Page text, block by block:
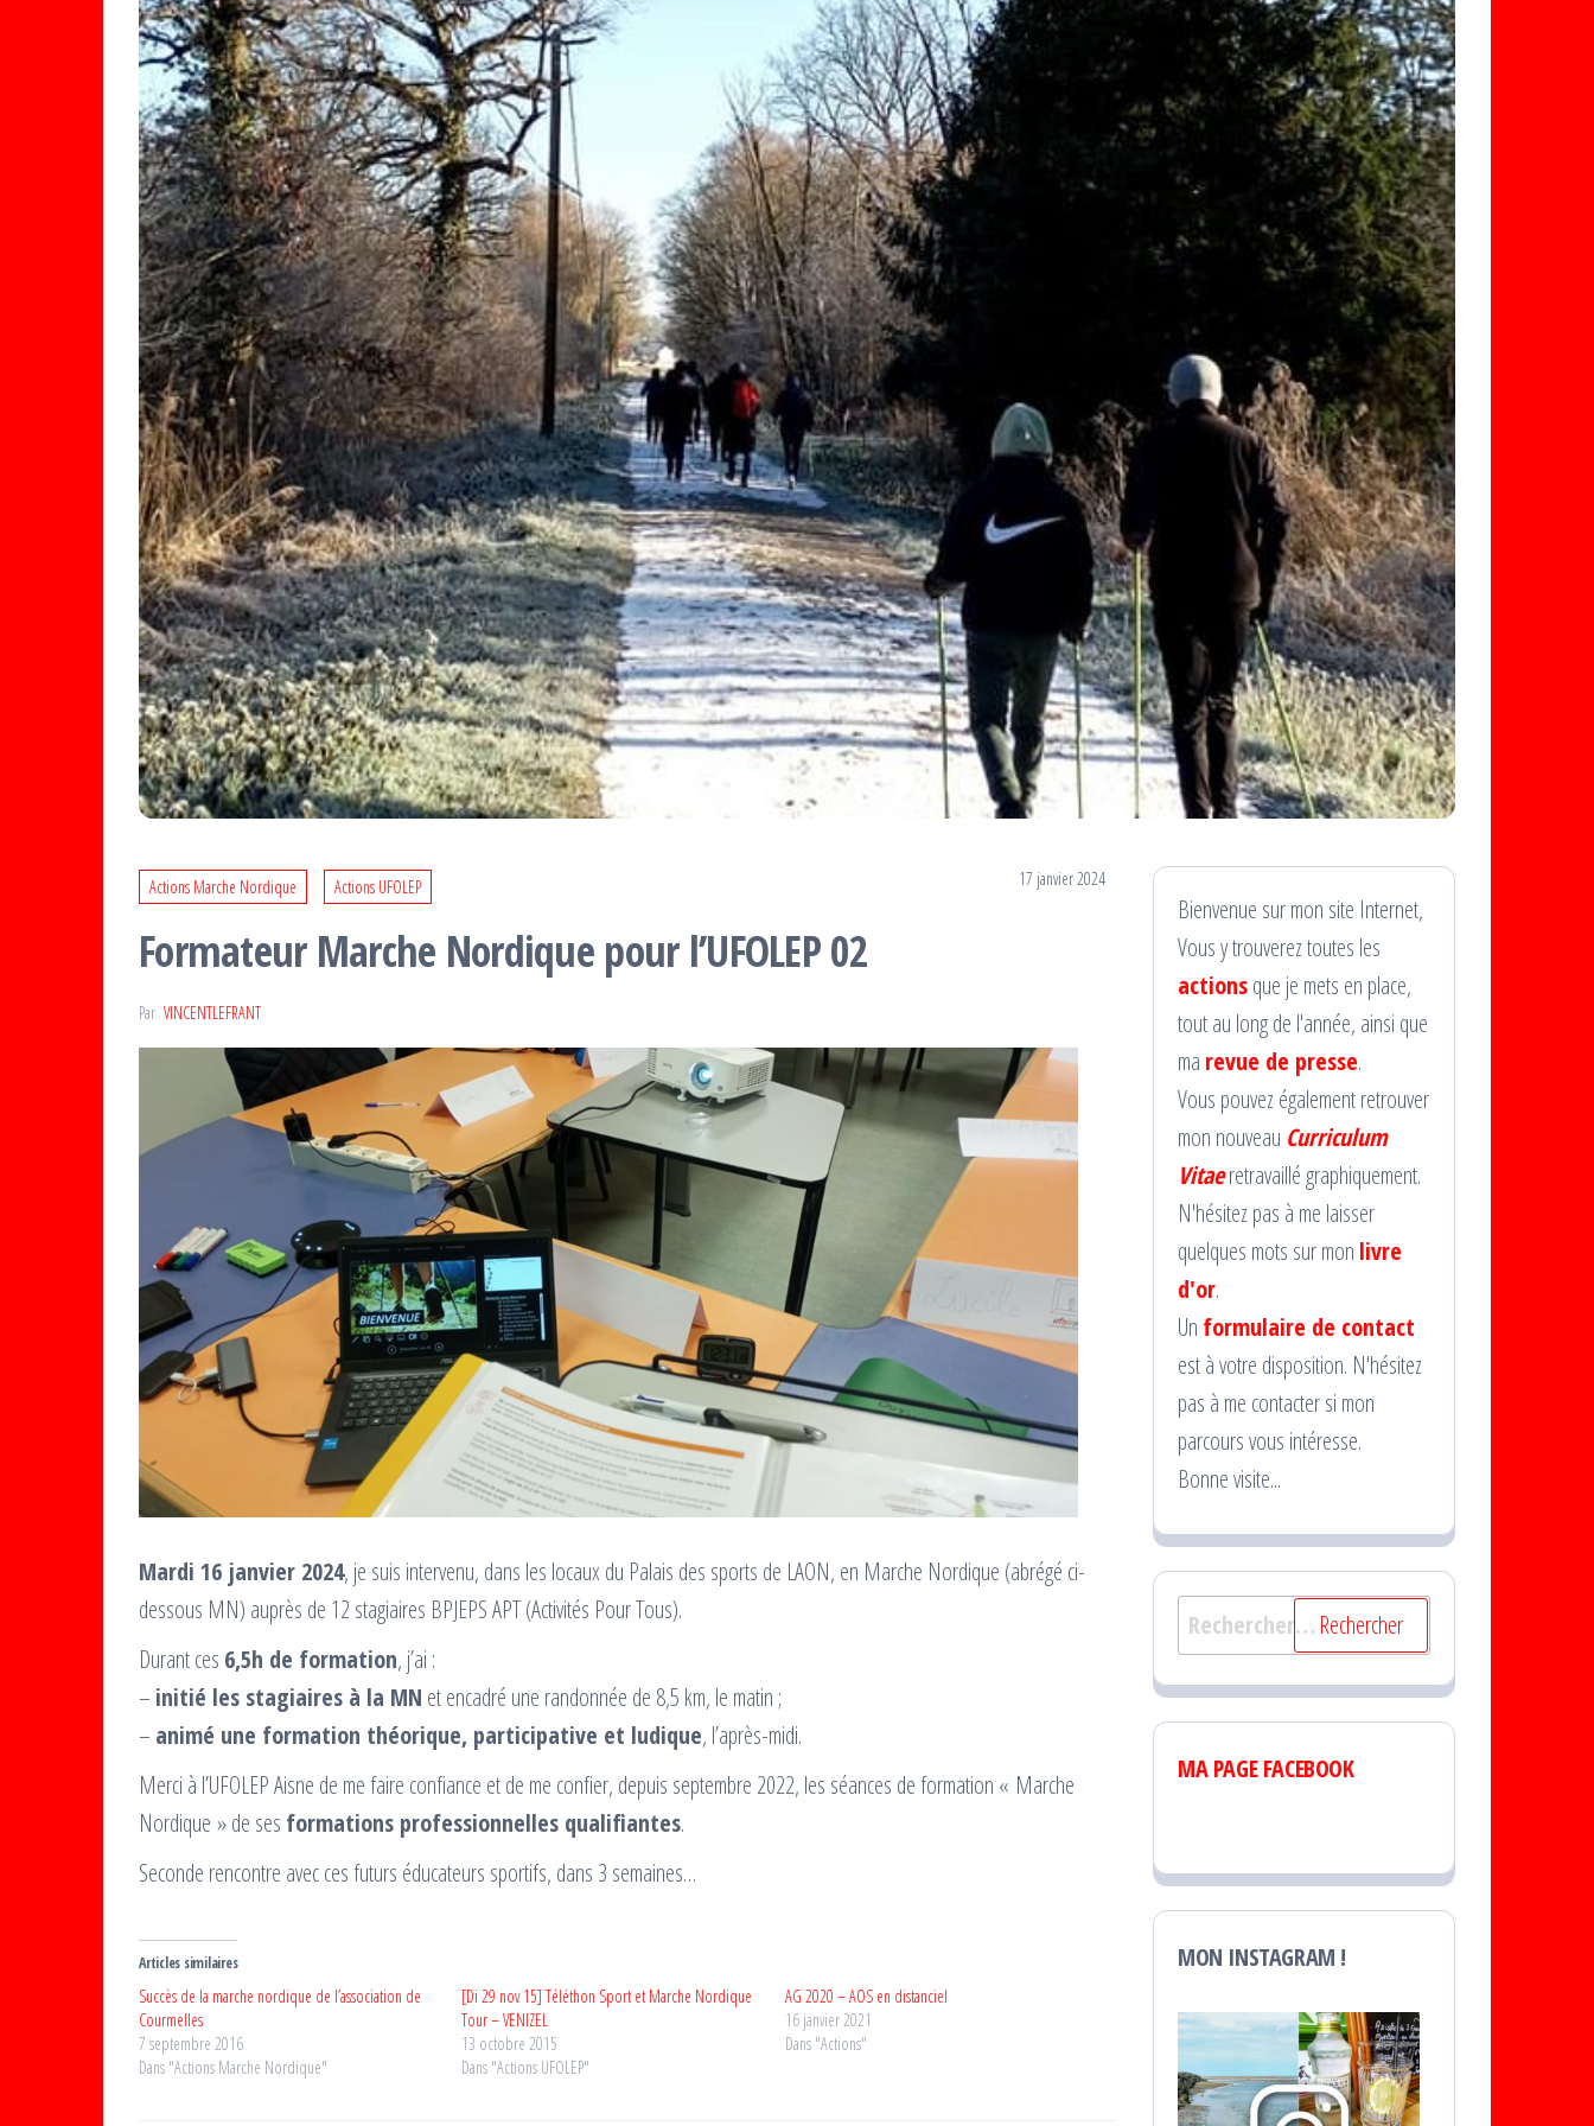
Actions Marche Nordique Actions UFOLEP 17 janvier 2024
Formateur Marche Nordique pour l’UFOLEP 02
Par VINCENTLEFRANT
Mardi 16 janvier 2024, je suis intervenu, dans les locaux du Palais des sports de LAON, en Marche Nordique (abrégé ci-
dessous MN) auprès de 12 stagiaires BPJEPS APT (Activités Pour Tous).
Durant ces 6,5h de formation, j’ai :
–initié les stagiaires à la MN et encadré une randonnée de 8,5 km, le matin ;
–animé une formation théorique, participative et ludique, l’après-midi.
Merci à l’UFOLEP Aisne de me faire confiance et de me confier, depuis septembre 2022, les séances de formation « Marche
Nordique » de ses formations professionnelles qualifiantes.
Seconde rencontre avec ces futurs éducateurs sportifs, dans 3 semaines…
Articles similaires
Succès de la marche nordique de l’association de
Courmelles
7 septembre 2016
Dans "Actions Marche Nordique"
[Di 29 nov 15] Téléthon Sport et Marche Nordique
Tour – VENIZEL
13 octobre 2015
Dans "Actions UFOLEP"
AG 2020 – AOS en distanciel
16 janvier 2021
Dans "Actions"
Bienvenue sur mon site Internet,
Vous y trouverez toutes les
actionsque je mets en place,
tout au long de l'année, ainsi que
ma revue de presse.
Vous pouvez également retrouver
mon nouveau Curriculum
Vitaeretravaillé graphiquement.
N'hésitez pas à me laisser
quelques mots sur mon livre
d'or.
Un formulaire de contact
est à votre disposition. N'hésitez
pas à me contacter si mon
parcours vous intéresse.
Bonne visite...
Rechercher :
MA PAGE FACEBOOK
MON INSTAGRAM !